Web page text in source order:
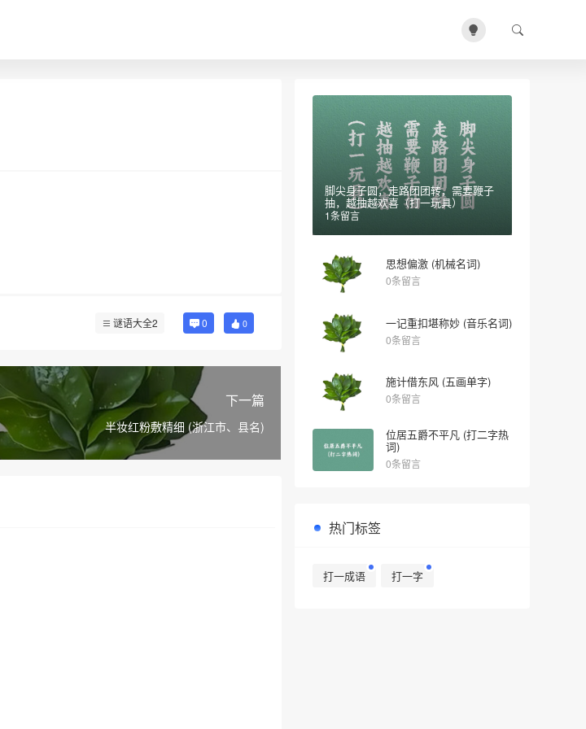
谜语大全2 0 0
下一篇
半妆红粉敷精细 (浙江市、县名)
脚尖身子圆，走路团团转，需要鞭子
抽，越抽越欢喜（打一玩具）
1条留言
思想偏激 (机械名词)
0条留言
一记重扣堪称妙 (音乐名词)
0条留言
施计借东风 (五画单字)
0条留言
位居五爵不平凡 (打二字热
词)
0条留言
热门标签
打一成语 打一字